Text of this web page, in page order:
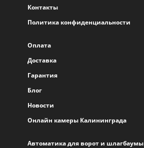
Контакты
Политика конфиденциальности
Оплата
Доставка
Гарантия
Блог
Новости
Онлайн камеры Калининграда
Автоматика для ворот и шлагбаумы